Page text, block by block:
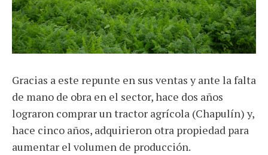
Gracias a este repunte en sus ventas y ante la falta
de mano de obra en el sector, hace dos años
lograron comprar un tractor agrícola (Chapulín) y,
hace cinco años, adquirieron otra propiedad para
aumentar el volumen de producción.